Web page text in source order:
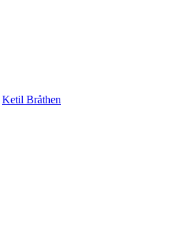
Ketil Bråthen